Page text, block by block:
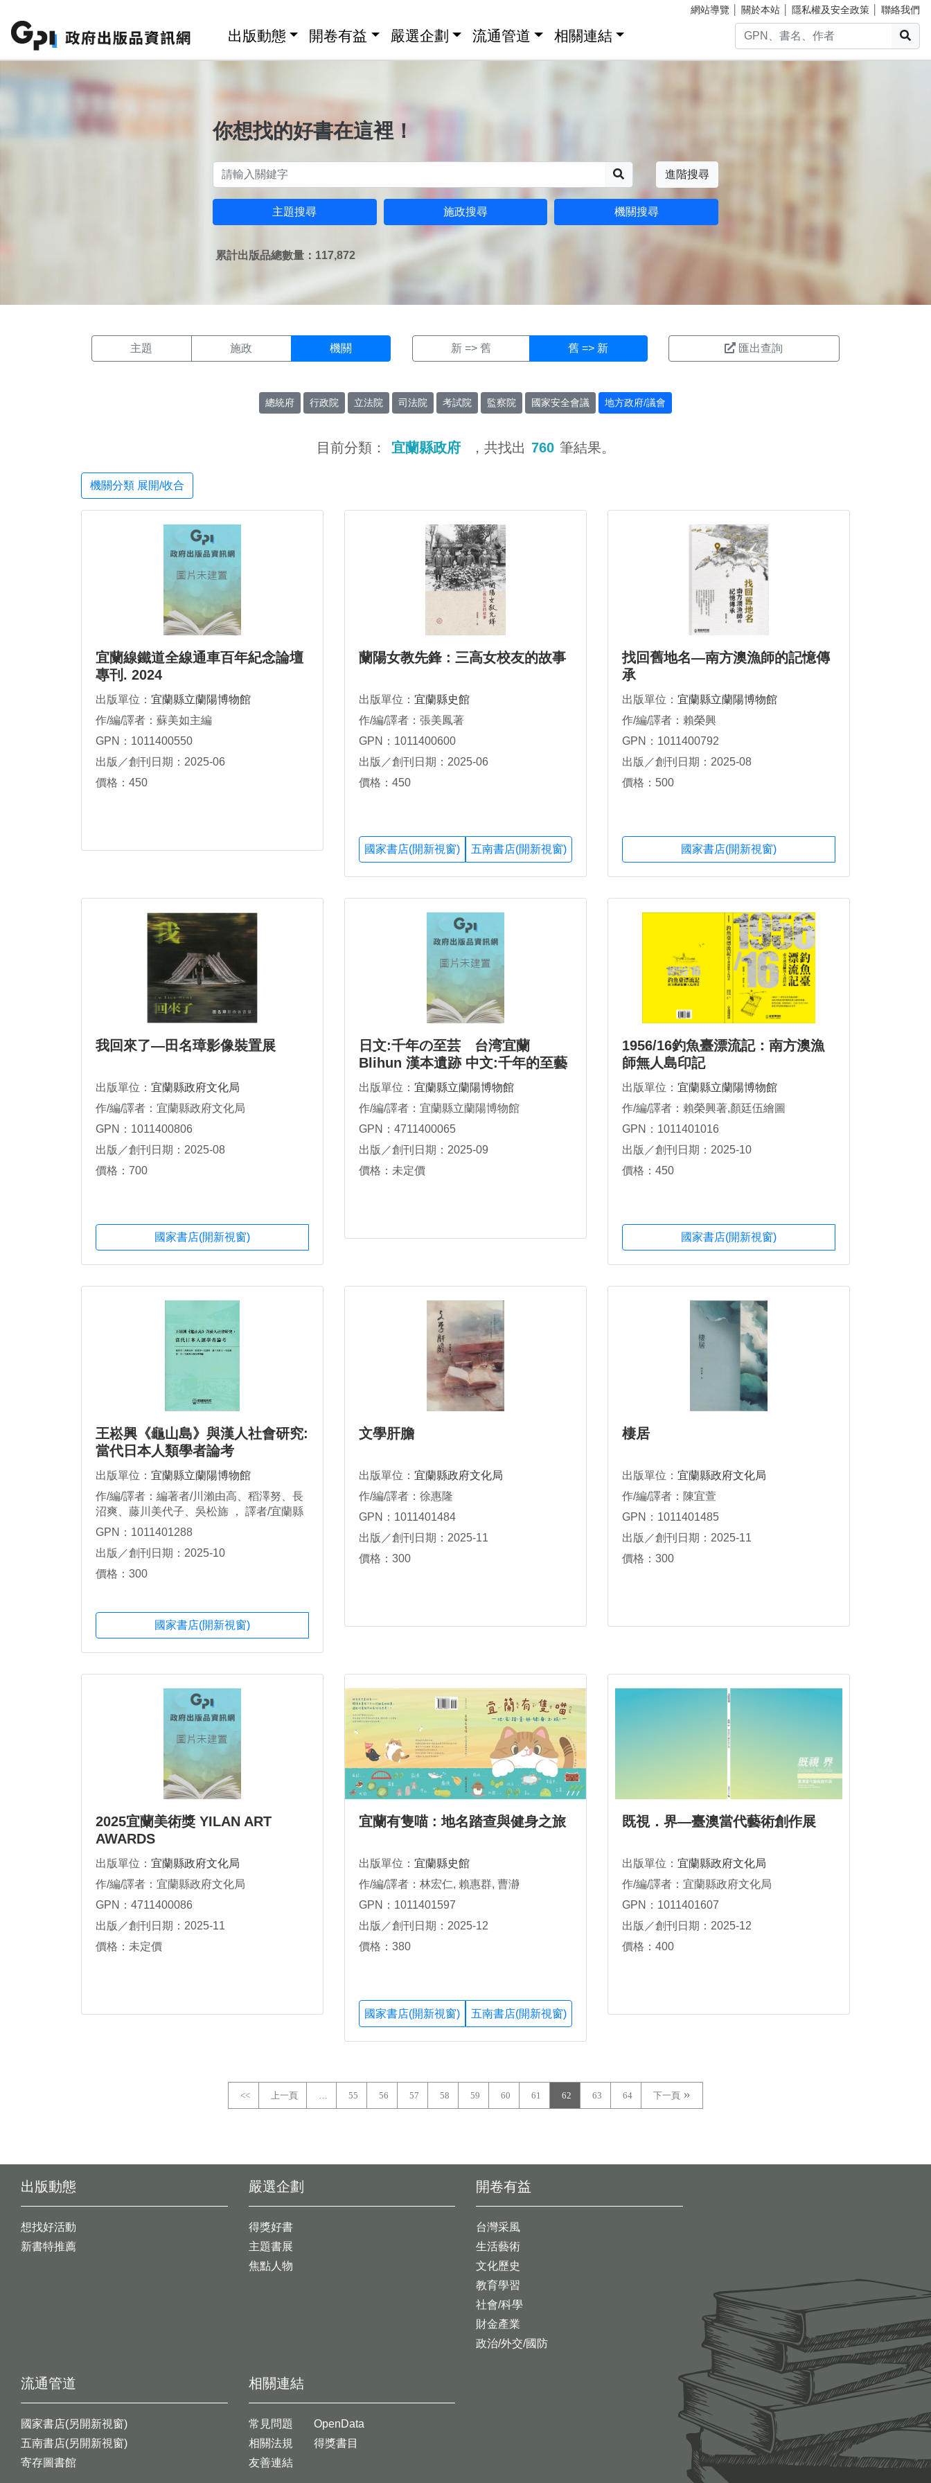
網站導覽 關於本站 隱私權及安全政策 聯絡我們
出版動態 開卷有益 嚴選企劃 流通管道 相關連結
你想找的好書在這裡！
進階搜尋
主題搜尋 施政搜尋 機關搜尋
累計出版品總數量：117,872
主題 施政 機關 新 => 舊 舊 => 新 匯出查詢
總統府 行政院 立法院 司法院 考試院 監察院 國家安全會議 地方政府/議會
目前分類： 宜蘭縣政府 ，共找出 760 筆結果。
機關分類 展開/收合
宜蘭線鐵道全線通車百年紀念論壇
專刊. 2024
出版單位： 宜蘭縣立蘭陽博物館
作/編/譯者：蘇美如主編
GPN：1011400550
出版／創刊日期：2025-06
價格：450
蘭陽女教先鋒 : 三高女校友的故事
出版單位： 宜蘭縣史館
作/編/譯者：張美鳳著
GPN：1011400600
出版／創刊日期：2025-06
價格：450
國家書店(開新視窗) 五南書店(開新視窗)
找回舊地名—南方澳漁師的記憶傳
承
出版單位： 宜蘭縣立蘭陽博物館
作/編/譯者：賴榮興
GPN：1011400792
出版／創刊日期：2025-08
價格：500
國家書店(開新視窗)
我回來了—田名璋影像裝置展
出版單位： 宜蘭縣政府文化局
作/編/譯者：宜蘭縣政府文化局
GPN：1011400806
出版／創刊日期：2025-08
價格：700
國家書店(開新視窗)
日文:千年の至芸 台湾宜蘭
Blihun 漢本遺跡 中文:千年的至藝
臺灣宜蘭Blihun漢本遺址
出版單位： 宜蘭縣立蘭陽博物館
作/編/譯者：宜蘭縣立蘭陽博物館
GPN：4711400065
出版／創刊日期：2025-09
價格：未定價
1956/16釣魚臺漂流記：南方澳漁
師無人島印記
出版單位： 宜蘭縣立蘭陽博物館
作/編/譯者：賴榮興著,顏廷伍繪圖
GPN：1011401016
出版／創刊日期：2025-10
價格：450
國家書店(開新視窗)
王崧興《龜山島》與漢人社會研究:
當代日本人類學者論考
出版單位： 宜蘭縣立蘭陽博物館
作/編/譯者：編著者/川瀨由高、稻澤努、長
沼爽、藤川美代子、吳松旆 ， 譯者/宜蘭縣
立蘭陽博物館
GPN：1011401288
出版／創刊日期：2025-10
價格：300
國家書店(開新視窗)
文學肝膽
出版單位： 宜蘭縣政府文化局
作/編/譯者：徐惠隆
GPN：1011401484
出版／創刊日期：2025-11
價格：300
棲居
出版單位： 宜蘭縣政府文化局
作/編/譯者：陳宜萱
GPN：1011401485
出版／創刊日期：2025-11
價格：300
2025宜蘭美術獎 YILAN ART
AWARDS
出版單位： 宜蘭縣政府文化局
作/編/譯者：宜蘭縣政府文化局
GPN：4711400086
出版／創刊日期：2025-11
價格：未定價
宜蘭有隻喵 : 地名踏查與健身之旅
出版單位： 宜蘭縣史館
作/編/譯者：林宏仁, 賴惠群, 曹瀞
GPN：1011401597
出版／創刊日期：2025-12
價格：380
國家書店(開新視窗) 五南書店(開新視窗)
既視．界—臺澳當代藝術創作展
出版單位： 宜蘭縣政府文化局
作/編/譯者：宜蘭縣政府文化局
GPN：1011401607
出版／創刊日期：2025-12
價格：400
<< 上一頁 55 56 57 58 59 60 61 62 63 64 下一頁
出版動態
想找好活動
新書特推薦
開卷有益
台灣采風
生活藝術
文化歷史
教育學習
社會/科學
財金產業
政治/外交/國防
嚴選企劃
得獎好書
主題書展
焦點人物
流通管道
國家書店(另開新視窗)
五南書店(另開新視窗)
寄存圖書館
相關連結
常見問題
相關法規
友善連結
OpenData
得獎書目